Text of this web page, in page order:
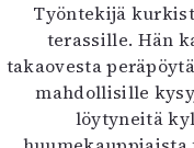
Työntekijä
terassille. Hän
takaovesta
mahdollisille
löytyneitä